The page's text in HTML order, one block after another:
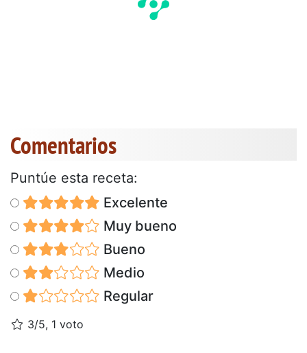
Comentarios
Puntúe esta receta:
Excelente
Muy bueno
Bueno
Medio
Regular
3/5, 1 voto